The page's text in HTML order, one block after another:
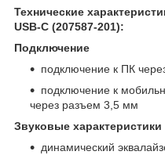
Технические
USB-C (207587-201):
Подключение
подключение к ПК
подключение к
через разъем 3,5 мм
Звуковые
динамический